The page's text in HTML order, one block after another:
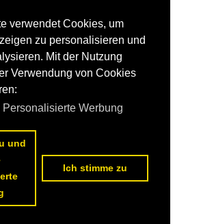
über Dubrovnik zur Insel Lopud /
Dubrovnik-Neretva / Dubrovnik
Px, 19.01.2011
verwendet Cookies, um
zu personalisieren und
Mit der Nutzung
Verwendung von Cookies
Personalisierte Werbung
und
Ich stimme zu